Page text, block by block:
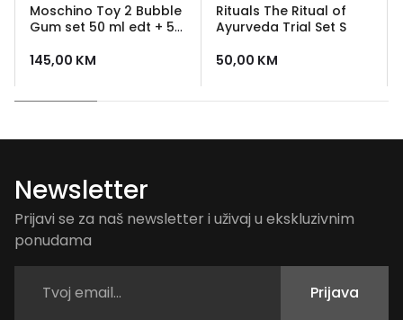
Moschino Toy 2 Bubble
Gum set 50 ml edt + 50
tusiranje
145,00 KM
Rituals The Ritual of
Ayurveda Trial Set S
50,00 KM
Newsletter
Prijavi se za naš newsletter i uživaj u ekskluzivnim
ponudama
Prijava